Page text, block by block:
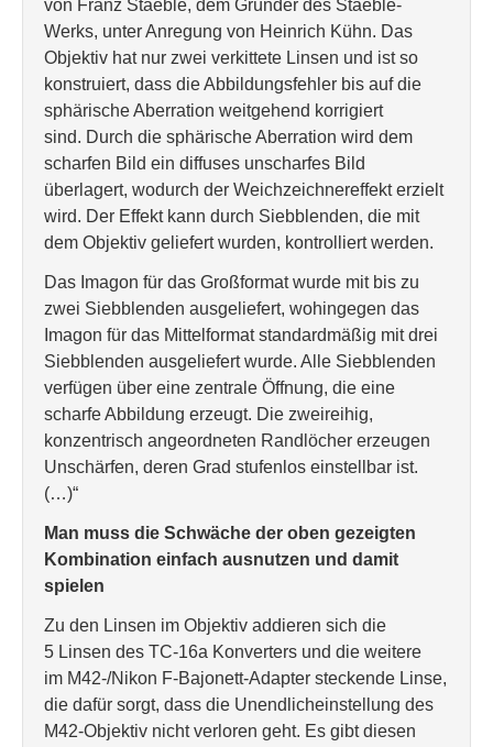
von Franz Staeble, dem Gründer des Staeble-
Werks, unter Anregung von Heinrich Kühn. Das
Objektiv hat nur zwei verkittete Linsen und ist so
konstruiert, dass die Abbildungsfehler bis auf die
sphärische Aberration weitgehend korrigiert
sind. Durch die sphärische Aberration wird dem
scharfen Bild ein diffuses unscharfes Bild
überlagert, wodurch der Weichzeichnereffekt erzielt
wird. Der Effekt kann durch Siebblenden, die mit
dem Objektiv geliefert wurden, kontrolliert werden.
Das Imagon für das Großformat wurde mit bis zu
zwei Siebblenden ausgeliefert, wohingegen das
Imagon für das Mittelformat standardmäßig mit drei
Siebblenden ausgeliefert wurde. Alle Siebblenden
verfügen über eine zentrale Öffnung, die eine
scharfe Abbildung erzeugt. Die zweireihig,
konzentrisch angeordneten Randlöcher erzeugen
Unschärfen, deren Grad stufenlos einstellbar ist.
(…)“
Man muss die Schwäche der oben gezeigten
Kombination einfach ausnutzen und damit
spielen
Zu den Linsen im Objektiv addieren sich die
5 Linsen des TC-16a Konverters und die weitere
im M42-/Nikon F-Bajonett-Adapter steckende Linse,
die dafür sorgt, dass die Unendlicheinstellung des
M42-Objektiv nicht verloren geht. Es gibt diesen